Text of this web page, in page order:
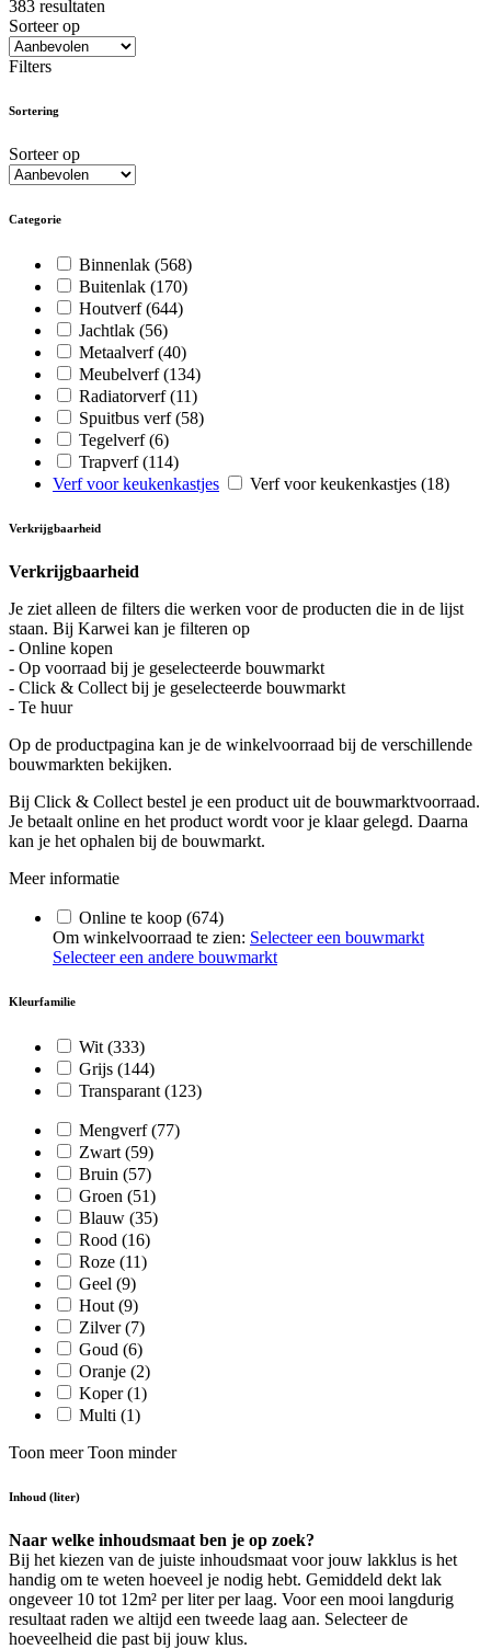
383 resultaten
Sorteer op
Filters
Sortering
Sorteer op
Categorie
Binnenlak (568)
Buitenlak (170)
Houtverf(644)
Jachtlak (56)
Metaalverf(40)
Meubelverf(134)
Radiatorverf(11)
Spuitbus verf(58)
Tegelverf(6)
Trapverf(114)
Verf voor keukenkastjes
Verf voor keukenkastjes (18)
Verkrijgbaarheid
Verkrijgbaarheid
Je ziet alleen de filters die werken voor de producten die in de lijst
staan. Bij Karwei kan je filteren op
- Online kopen
- Op voorraad bij je geselecteerde bouwmarkt
- Click & Collect bij je geselecteerde bouwmarkt
- Te huur
Op de productpagina kan je de winkelvoorraad bij de verschillende
bouwmarkten bekijken.
Bij Click & Collect bestel je een product uit de bouwmarktvoorraad.
Je betaalt online en het product wordt voor je klaar gelegd. Daarna
kan je het ophalen bij de bouwmarkt.
Meer informatie
Online te koop (674)
Om winkelvoorraad te zien: Selecteer een bouwmarkt
Selecteer een andere bouwmarkt
Kleurfamilie
Wit (333)
Grijs (144)
Transparant (123)
Mengverf(77)
Zwart (59)
Bruin (57)
Groen (51)
Blauw (35)
Rood (16)
Roze (11)
Geel (9)
Hout (9)
Zilver(7)
Goud (6)
Oranje (2)
Koper(1)
Multi (1)
Toon meer Toon minder
Inhoud (liter)
Naar welke inhoudsmaat ben je op zoek?
Bij het kiezen van de juiste inhoudsmaat voor jouw lakklus is het
handig om te weten hoeveel je nodig hebt. Gemiddeld dekt lak
ongeveer 10 tot 12m² per liter per laag. Voor een mooi langdurig
resultaat raden we altijd een tweede laag aan. Selecteer de
hoeveelheid die past bij jouw klus.